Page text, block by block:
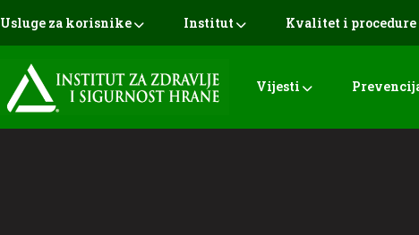
Usluge za korisnike Institut Kvalitet i procedure
Vijesti